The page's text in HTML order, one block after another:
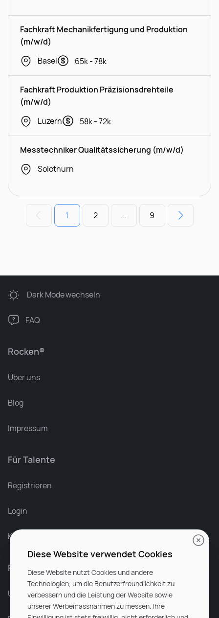
Fachkraft Mechanikfertigung und Produktion
(m/w/d)
Basel
65k - 78k
Fachkraft Produktion Präzisionsdrehteile
(m/w/d)
Luzern
58k - 72k
Messtechniker Qualitätssicherung (m/w/d)
Solothurn
1 2 ... 9
Rocken®
Über uns
Blog
Impressum
Für Talente
Registrieren
Login
Karriere bei Rocken
Für Unternehmen
Unsere Dienstleistungen
Dark Modewechseln
FAQ
Diese Website verwendet Cookies
Diese Website nutzt Cookies und andere
Technologien, um die Benutzerfreundlichkeit zu
verbessern und die Leistung der Website sowie
unserer Werbemassnahmen zu messen. Ihre